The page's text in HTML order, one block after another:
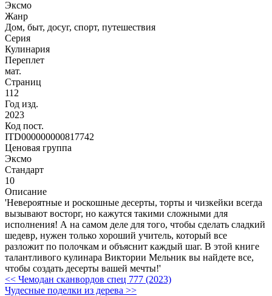
Эксмо
Жанр
Дом, быт, досуг, спорт, путешествия
Серия
Кулинария
Переплет
мат.
Страниц
112
Год изд.
2023
Код пост.
ITD000000000817742
Ценовая группа
Эксмо
Стандарт
10
Описание
'Невероятные и роскошные десерты, торты и чизкейки всегда
вызывают восторг, но кажутся такими сложными для
исполнения! А на самом деле для того, чтобы сделать сладкий
шедевр, нужен только хороший учитель, который все
разложит по полочкам и объяснит каждый шаг. В этой книге
талантливого кулинара Виктории Мельник вы найдете все,
чтобы создать десерты вашей мечты!'
<< Чемодан сканвордов спец 777 (2023)
Чудесные поделки из дерева >>